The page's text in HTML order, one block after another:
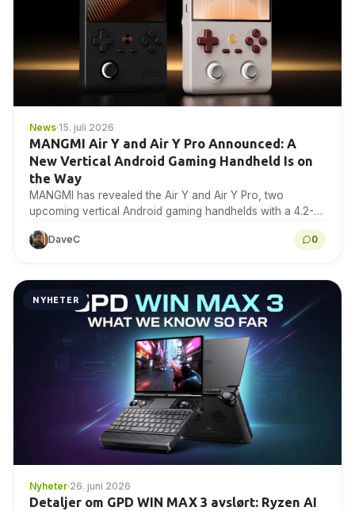
News·15. juli 2026
MANGMI Air Y and Air Y Pro Announced: A
New Vertical Android Gaming Handheld Is on
the Way
MANGMI has revealed the Air Y and Air Y Pro, two
upcoming vertical Android gaming handhelds with a 4.2-
DaveC 0
NYHETER
Nyheter·26. juni 2026
Detaljer om GPD WIN MAX 3 avslørt: Ryzen AI